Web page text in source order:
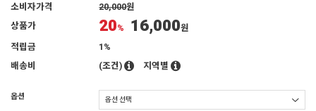
소비자가격 20,000원
상품가
20% 16,000원
적립금
1%
배송비
(조건) 지역별
옵션